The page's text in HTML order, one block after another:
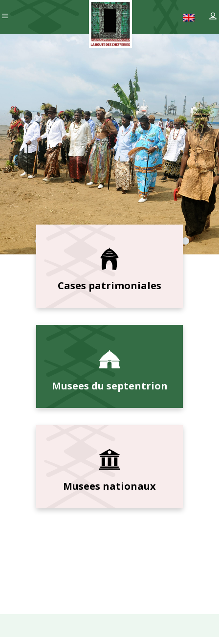
Patrimoine
– ICC
Cases patrimoniales
Musees du septentrion
Musees nationaux